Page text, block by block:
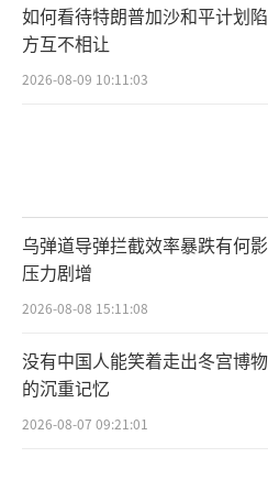
如何看待特朗普加沙和平计划
方互不相让
2026-08-09 10:11:03
乌弹道导弹拦截效率暴跌有何
压力剧增
2026-08-08 15:11:08
没有中国人能笑着走出冬宫博
的沉重记忆
2026-08-07 09:21:01